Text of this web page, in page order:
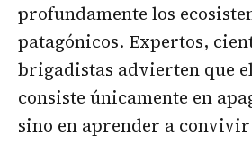
profundamente los
patagónicos. Expertos,
brigadistas advierten que
consiste únicamente en
sino en aprender a convivir